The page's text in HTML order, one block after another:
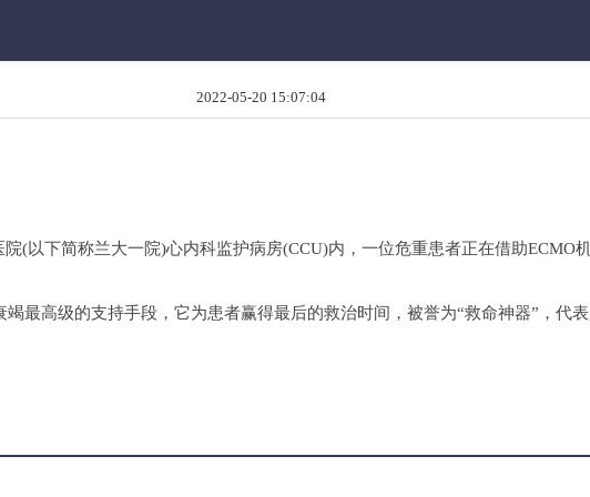
2022-05-20 15:07:04
(以下简称兰大一院)心内科监护病房(CCU)内，一位危重患者正在借助ECMO
最高级的支持手段，它为患者赢得最后的救治时间，被誉为“救命神器”，代